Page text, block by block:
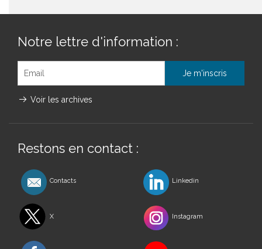
Notre lettre d'information :
Voir les archives
Restons en contact :
Contacts Linkedin
X Instagram